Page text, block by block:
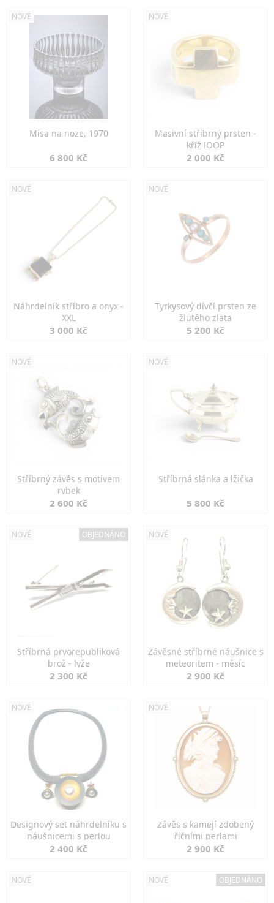
NOVÉ
Mísa na noze, 1970
6 800 Kč
NOVÉ
Masivní stříbrný prsten -
kříž JOOP
2 000 Kč
NOVÉ
Náhrdelník stříbro a onyx -
XXL
3 000 Kč
NOVÉ
Tyrkysový dívčí prsten ze
žlutého zlata
5 200 Kč
NOVÉ
Stříbrný závěs s motivem
rybek
2 600 Kč
NOVÉ
Stříbrná slánka a lžička
5 800 Kč
NOVÉ OBJEDNÁNO
Stříbrná prvorepubliková
brož - lyže
2 300 Kč
NOVÉ
Závěsné stříbrné náušnice s
meteoritem - měsíc
2 900 Kč
NOVÉ
Designový set náhrdelníku s
náušnicemi s perlou
2 400 Kč
NOVÉ
Závěs s kamejí zdobený
říčními perlami
2 900 Kč
NOVÉ NOVÉ OBJEDNÁNO